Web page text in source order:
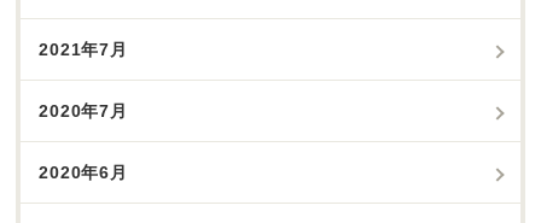
2021年7月
2020年7月
2020年6月